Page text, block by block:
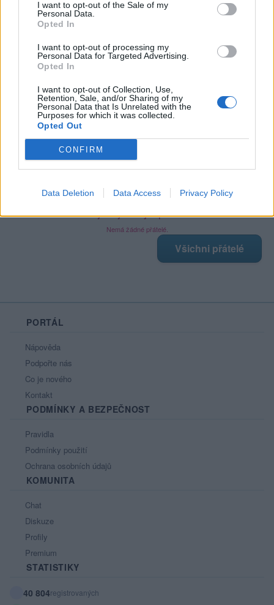
I want to opt-out of the Sale of my
Personal Data.
Opted In
I want to opt-out of processing my
Personal Data for Targeted Advertising.
Opted In
I want to opt-out of Collection, Use,
Retention, Sale, and/or Sharing of my
Personal Data that Is Unrelated with the
Purposes for which it was collected.
Opted Out
CONFIRM
Data Deletion Data Access Privacy Policy
Líbí se:0
Poslední 3 příspěvky na mé zdi
Zobrazit celou mou zeď
Moji nejnovější přátelé
Nemá žádné přátelé.
Všichni přátelé
PORTÁL
Nápověda
Podpořte nás
Co je nového
Kontakt
PODMÍNKY A BEZPEČNOST
Pravidla
Podmínky použití
Ochrana osobních údajů
KOMUNITA
Chat
Diskuze
Profily
Premium
STATISTIKY
40 804registrovaných